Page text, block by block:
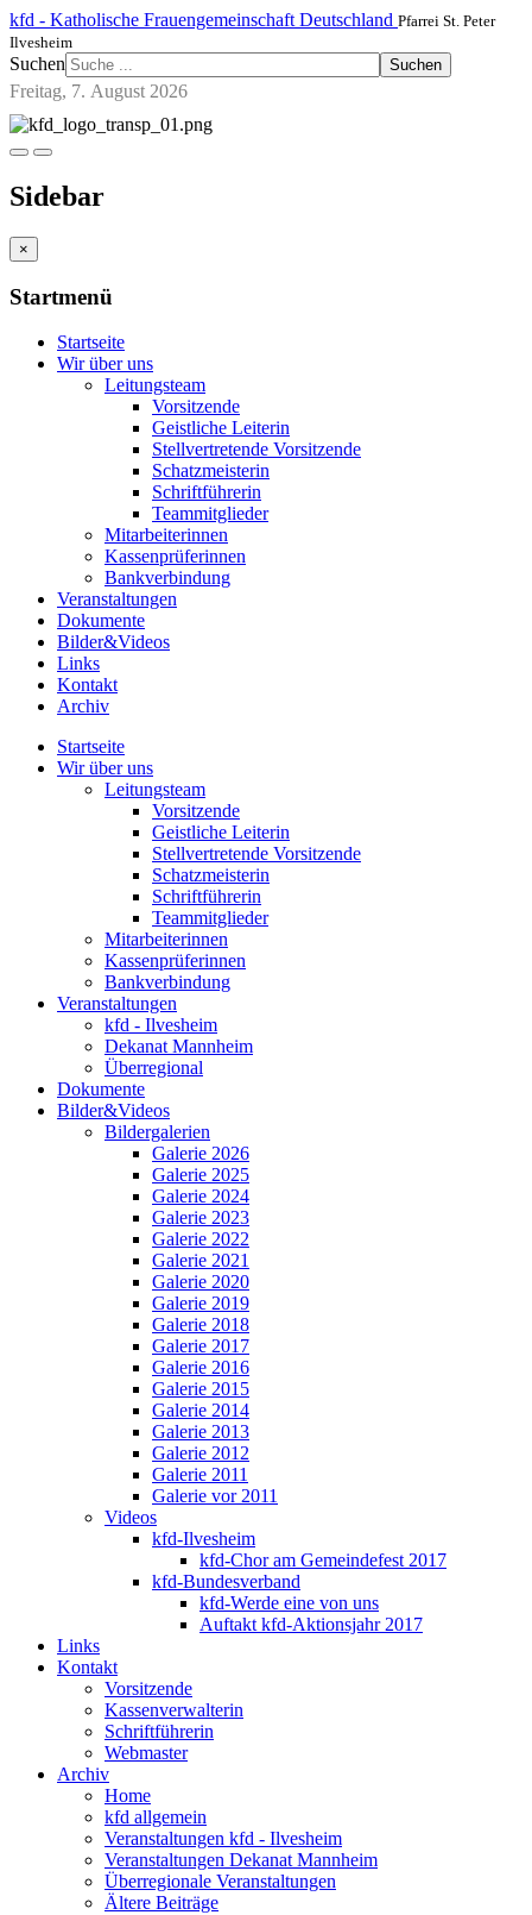
kfd - Katholische Frauengemeinschaft Deutschland Pfarrei St. Peter
Ilvesheim
Suchen Suchen
Freitag, 7. August 2026
Sidebar
×
Startmenü
Startseite
Wir über uns
Leitungsteam
Vorsitzende
Geistliche Leiterin
Stellvertretende Vorsitzende
Schatzmeisterin
Schriftführerin
Teammitglieder
Mitarbeiterinnen
Kassenprüferinnen
Bankverbindung
Veranstaltungen
Dokumente
Bilder&Videos
Links
Kontakt
Archiv
Startseite
Wir über uns
Leitungsteam
Vorsitzende
Geistliche Leiterin
Stellvertretende Vorsitzende
Schatzmeisterin
Schriftführerin
Teammitglieder
Mitarbeiterinnen
Kassenprüferinnen
Bankverbindung
Veranstaltungen
kfd - Ilvesheim
Dekanat Mannheim
Überregional
Dokumente
Bilder&Videos
Bildergalerien
Galerie 2026
Galerie 2025
Galerie 2024
Galerie 2023
Galerie 2022
Galerie 2021
Galerie 2020
Galerie 2019
Galerie 2018
Galerie 2017
Galerie 2016
Galerie 2015
Galerie 2014
Galerie 2013
Galerie 2012
Galerie 2011
Galerie vor 2011
Videos
kfd-Ilvesheim
kfd-Chor am Gemeindefest 2017
kfd-Bundesverband
kfd-Werde eine von uns
Auftakt kfd-Aktionsjahr 2017
Links
Kontakt
Vorsitzende
Kassenverwalterin
Schriftführerin
Webmaster
Archiv
Home
kfd allgemein
Veranstaltungen kfd - Ilvesheim
Veranstaltungen Dekanat Mannheim
Überregionale Veranstaltungen
Ältere Beiträge